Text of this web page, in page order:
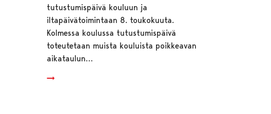
tutustumispäivä kouluun ja
iltapäivätoimintaan 8. toukokuuta.
Kolmessa koulussa tutustumispäivä
toteutetaan muista kouluista poikkeavan
aikataulun…